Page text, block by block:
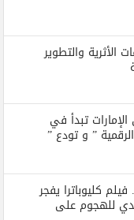
الأثرية والتطوير
تبدأ في
” و تودع ”
كليوباترا يفجر
للهجوم على